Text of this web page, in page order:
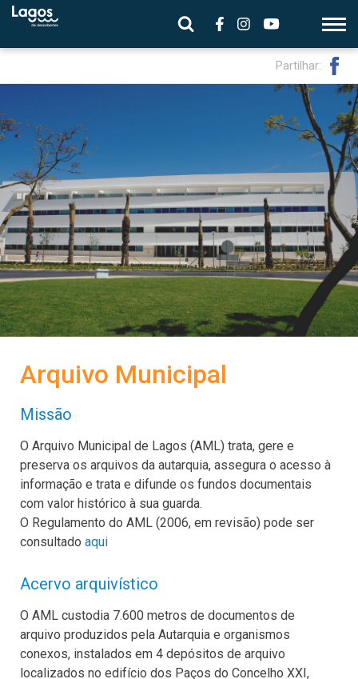
Partilhar:
Arquivo Municipal
Missão
O Arquivo Municipal de Lagos (AML) trata, gere e
preserva os arquivos da autarquia, assegura o acesso à
informação e trata e difunde os fundos documentais
com valor histórico à sua guarda.
O Regulamento do AML (2006, em revisão) pode ser
consultado aqui
Acervo arquivístico
O AML custodia 7.600 metros de documentos de
arquivo produzidos pela Autarquia e organismos
conexos, instalados em 4 depósitos de arquivo
localizados no edifício dos Paços do Concelho XXI,